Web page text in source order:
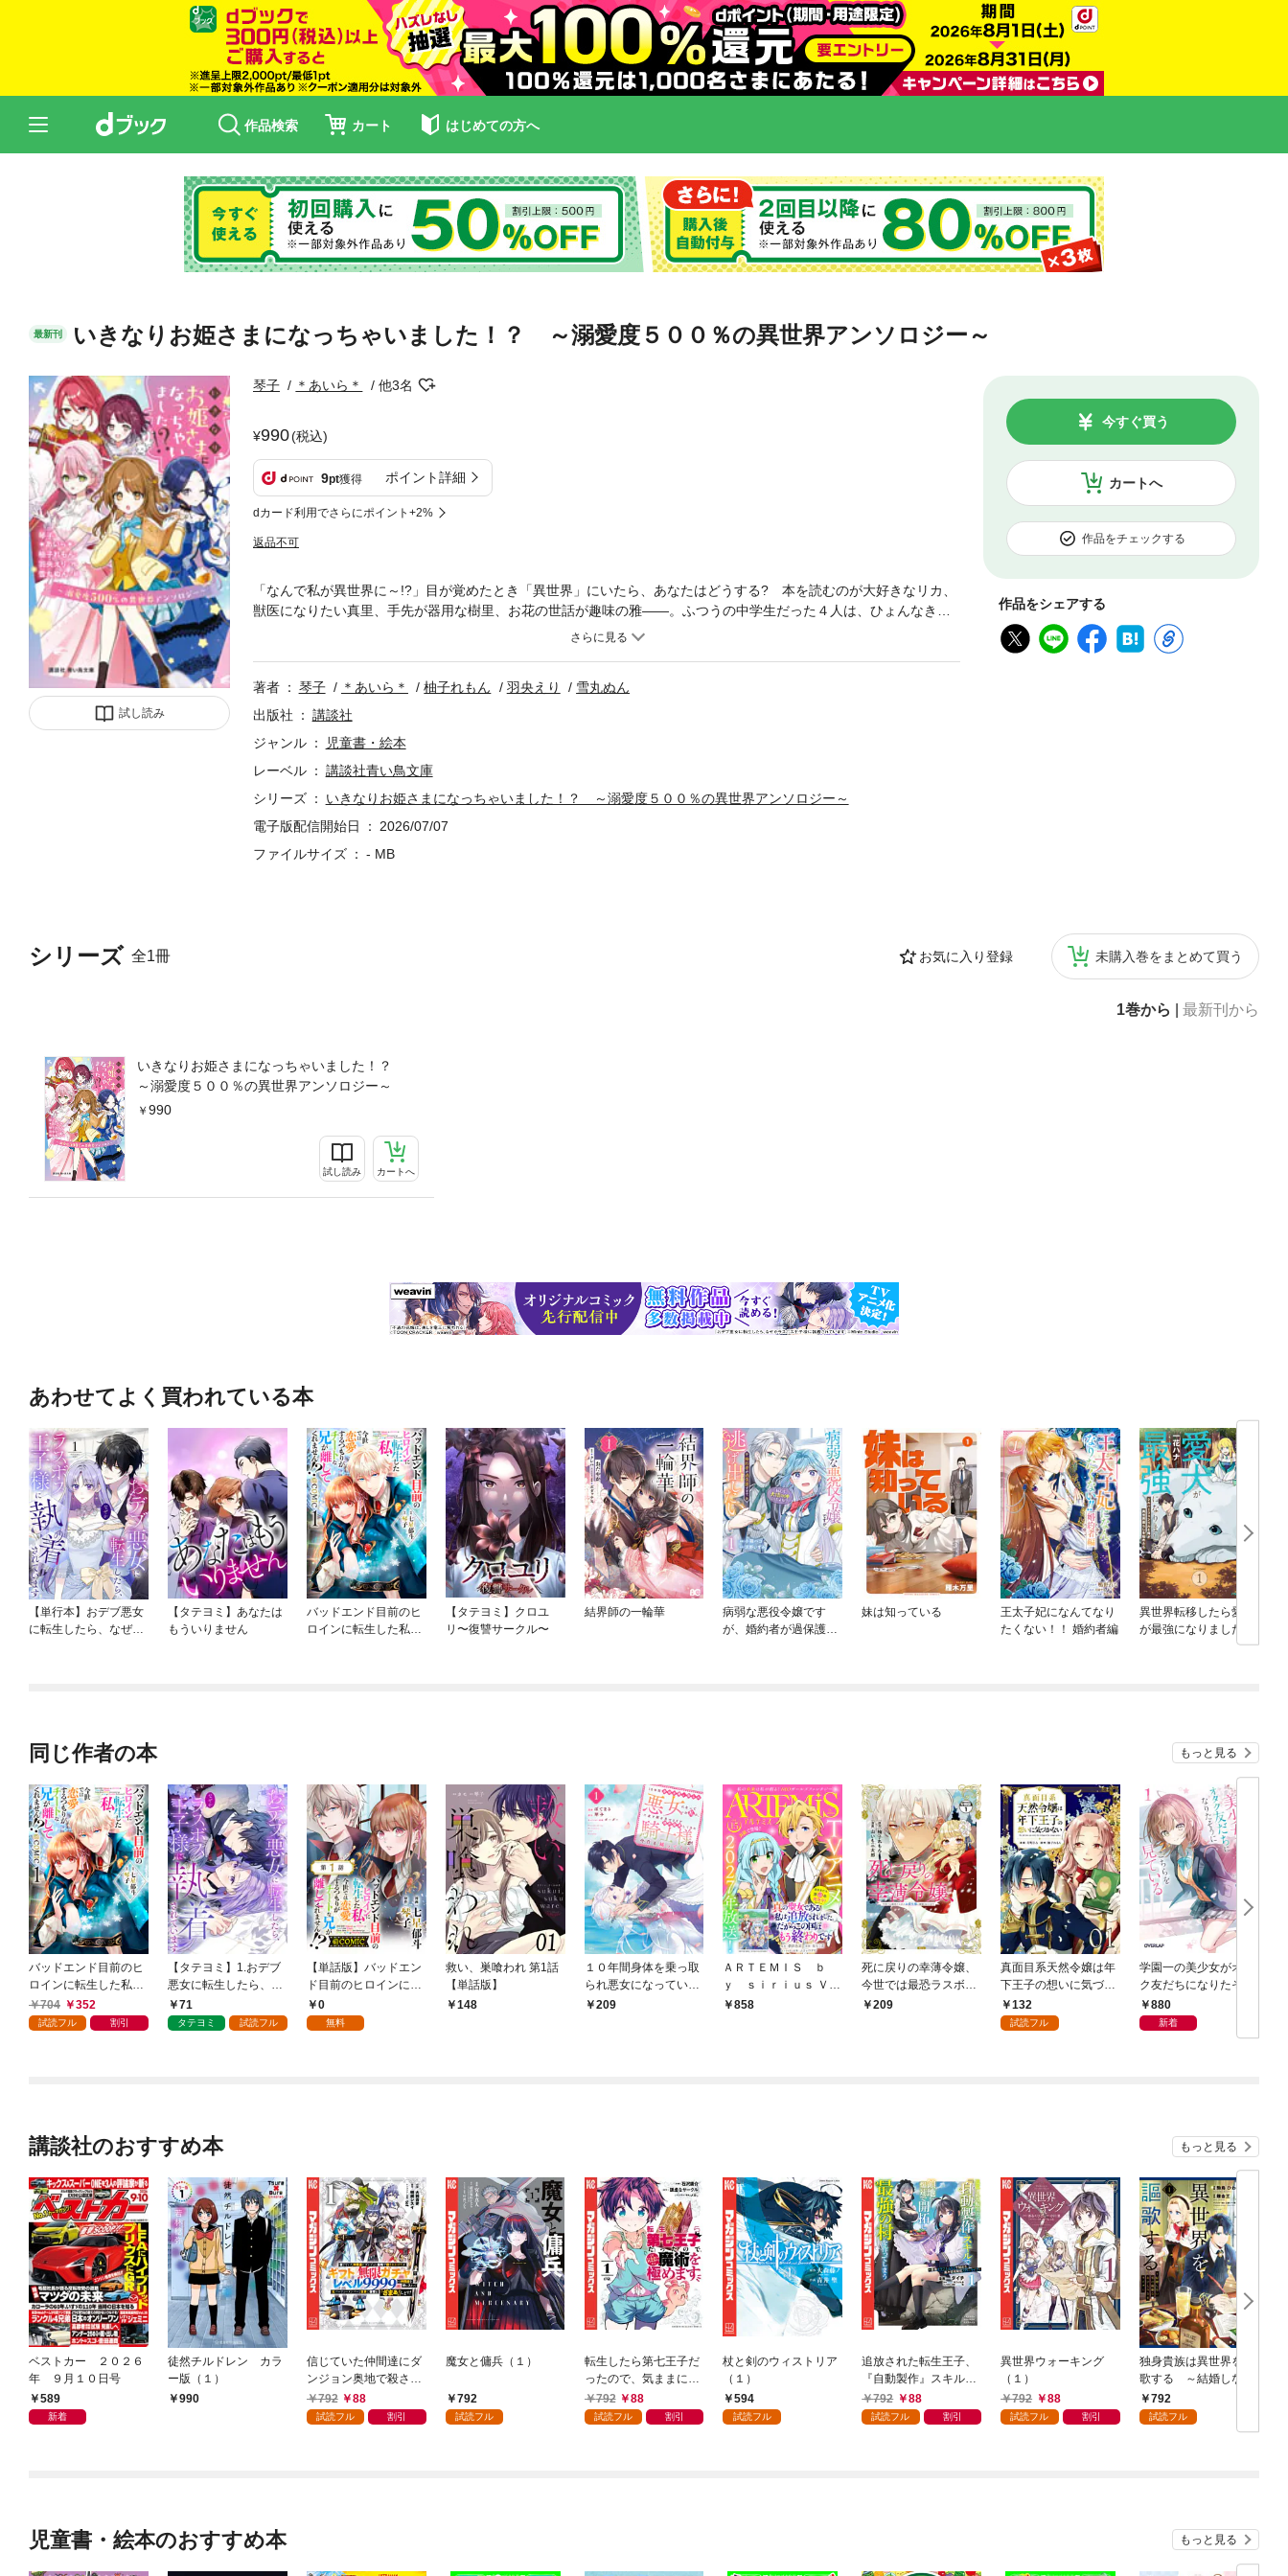
作品検索 カート はじめての方へ
最新刊 いきなりお姫さまになっちゃいました！？ ～溺愛度５００％の異世界アンソロジー～
試し読み
琴子 ＊あいら＊ 他3名
990(税込)
9pt獲得 ポイント詳細
dカード利用でさらにポイント+2%
返品不可
カートへ
今すぐ買う
作品をチェックする
作品をシェアする
シリーズ 全1冊 お気に入り登録 未購入巻をまとめて買う
1巻から 最新刊から
いきなりお姫さまになっちゃいました！？
～溺愛度５００％の異世界アンソロジー～
990
試し読み カートへ
「なんで私が異世界に～!?」目が覚めたとき「異世界」にいたら、あなたはどうする? 本を読むのが大好きなリカ、
獣医になりたい真里、手先が器用な樹里、お花の世話が趣味の雅――。ふつうの中学生だった４人は、ひょんなきっ
かけから、魔法を使える「聖女」や、いじわるな「悪役令嬢」になってしまい……!? 人気作家が豪華競演！ 異世
いら＊「お姫さま、溺愛をどうぞ。 異世界で王子さまと真実の愛を誓います」家庭でも学校でもひとりぼっちの真
里は、異世界でお姫さまに転生したにもかかわらず、シンデレラのようにいじめられてばかり。あるとき、森の奥
て国外追放を回避します！」悪役令嬢ジュリエッタにのりうつってしまった樹里。ヒロインと王子さまの幸せのた
め、そして自分が国外追放されないため、悪役にならない人生をがんばらなくちゃ!「好きなひとができたら、私のこ
とはわすれてくださいね！」と王子さまにお願いすると、彼はびっくりした顔になって…。〇羽央えり「リリーサク
れを助けてくれてのは、赤い髪をした女の子の騎士で…。＜小学中級から すべての漢字にふりがなつき＞
著者 琴子 ＊あいら＊ 柚子れもん 羽央えり
雪丸ぬん
出版社
講談社
ジャンル
児童書・絵本
レーベル
講談社青い鳥文庫
シリーズ
いきなりお姫さまになっちゃいました！？ ～溺愛度５００％の異世界アンソロジー～
電子版配信開始日
2026/07/07
ファイルサイズ
- MB
あわせてよく買われている本
【単行本】おデブ悪女
に転生したら、なぜか
【タテヨミ】あなたは
もういりません
バッドエンド目前のヒ
ロインに転生した私、
【タテヨミ】クロユ
リ〜復讐サークル〜
結界師の一輪華
病弱な悪役令嬢です
が、婚約者が過保護す
妹は知っている
王太子妃になんてなり
たくない！！ 婚約者編
異世界転移したら愛犬
が最強になりました ～
シルバーフェンリルと
同じ作者の本 もっと見る
バッドエンド目前のヒ
ロインに転生した私、
今世では恋愛するつも
りがチートな兄が離し
704 352
試読フル 割引
【タテヨミ】1.おデブ
悪女に転生したら、な
ぜかラスボス王子様に
執着されています
71
タテヨミ 試読フル
【単話版】バッドエン
ド目前のヒロインに転
生した私、今世では恋
愛するつもりがチート
0
無料
救い、巣喰われ 第1話
【単話版】
148
１０年間身体を乗っ取
られ悪女になっていた
私に、二度と顔を見せ
209
ＡＲＴＥＭＩＳ ｂ
ｙ ｓｉｒｉｕｓ Ｖｏ
ｌ．１５
858
死に戻りの幸薄令嬢、
今世では最恐ラスボス
お義兄様に溺愛されて
209
真面目系天然令嬢は年
下王子の想いに気づか
ない 第1話【単話版】
132
試読フル
学園一の美少女がオタ
ク友だちになりたそう
にこちらを見ている 1
880
新着
講談社のおすすめ本 もっと見る
ベストカー ２０２６
年 ９月１０日号
589
新着
徒然チルドレン カラ
ー版（１）
990
信じていた仲間達にダ
ンジョン奥地で殺され
かけたがギフト『無限
ガチャ』でレベル９９
792 88
試読フル 割引
魔女と傭兵（１）
792
試読フル
転生したら第七王子だ
ったので、気ままに魔
術を極めます（１）
792 88
試読フル 割引
杖と剣のウィストリア
（１）
594
試読フル
追放された転生王子、
『自動製作』スキルで
領地を爆速で開拓し最
強の村を作ってしまう
792 88
試読フル 割引
異世界ウォーキング
（１）
792
88
試読フル 割引
独身貴族は異世界を謳
歌する ～結婚しない
男の優雅なおひとりさ
まライフ～（１）
792
試読フル
児童書・絵本のおすすめ本 もっと見る